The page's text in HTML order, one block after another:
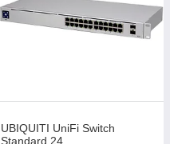
UBIQUITI UniFi Switch
Standard 24